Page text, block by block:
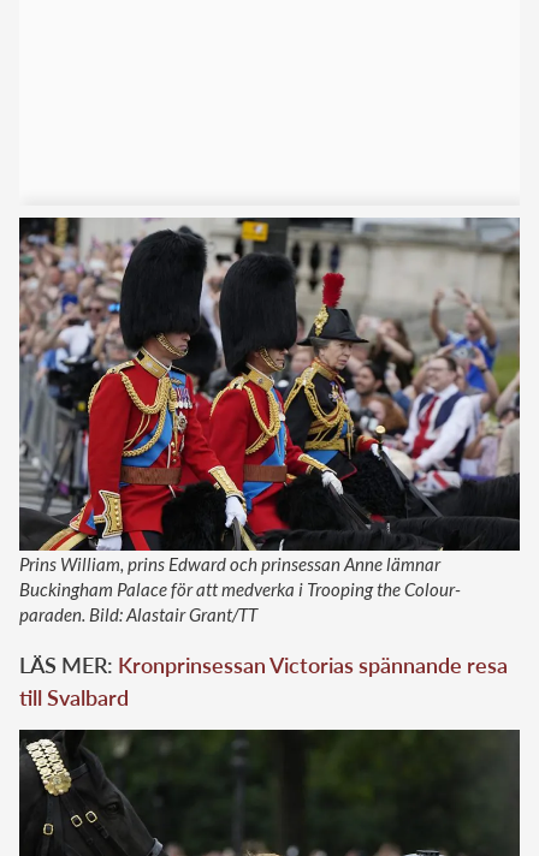
Prins William, prins Edward och prinsessan Anne lämnar
Buckingham Palace för att medverka i Trooping the Colour-
paraden. Bild: Alastair Grant/TT
LÄS MER: Kronprinsessan Victorias spännande resa
till Svalbard